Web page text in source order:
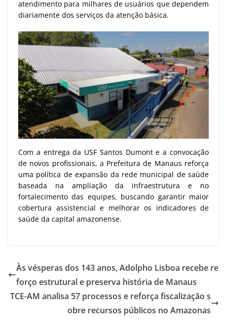
atendimento para milhares de usuários que dependem
diariamente dos serviços da atenção básica.
Com a entrega da USF Santos Dumont e a convocação
de novos profissionais, a Prefeitura de Manaus reforça
uma política de expansão da rede municipal de saúde
baseada na ampliação da infraestrutura e no
fortalecimento das equipes, buscando garantir maior
cobertura assistencial e melhorar os indicadores de
saúde da capital amazonense.
Às vésperas dos 143 anos, Adolpho Lisboa recebe re
forço estrutural e preserva história de Manaus
TCE-AM analisa 57 processos e reforça fiscalização s
obre recursos públicos no Amazonas